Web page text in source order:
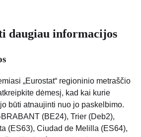
daugiau informacijos
„Eurostat“ regioninio metraščio
dėmesį, kad kai kurie
būti atnaujinti nuo jo paskelbimo.
(BE24), Trier (Deb2),
(ES63), Ciudad de Melilla (ES64),